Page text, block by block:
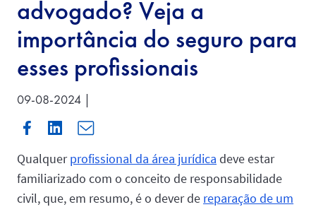
advogado? Veja a
importância do seguro para
esses profissionais
09-08-2024 |
Qualquerprofissional da área jurídica deve estar
familiarizado com o conceito de responsabilidade
civil, que, em resumo, é o dever de reparação de um